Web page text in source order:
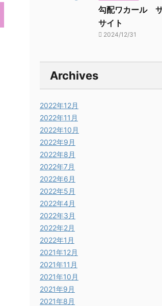
勾配ワカール
サイト
2024/12/31
Archives
2022年12月
2022年11月
2022年10月
2022年9月
2022年8月
2022年7月
2022年6月
2022年5月
2022年4月
2022年3月
2022年2月
2022年1月
2021年12月
2021年11月
2021年10月
2021年9月
2021年8月